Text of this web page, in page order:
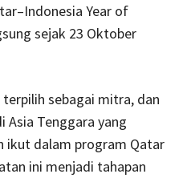
Year of
sejak 23 Oktober
sebagai mitra, dan
Asia Tenggara yang
ikut dalam program Qatar
ini menjadi tahapan